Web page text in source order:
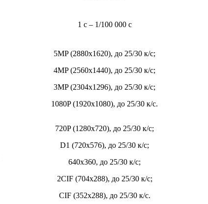
1 с – 1/100 000 c
5MP (2880x1620), до 25/30 к/с;
4MP (2560х1440), до 25/30 к/с;
3MP (2304х1296), до 25/30 к/с;
1080P (1920х1080), до 25/30 к/с.
720P (1280х720), до 25/30 к/с;
D1 (720x576), до 25/30 к/с;
640х360, до 25/30 к/с;
2CIF (704х288), до 25/30 к/с;
CIF (352х288), до 25/30 к/с.